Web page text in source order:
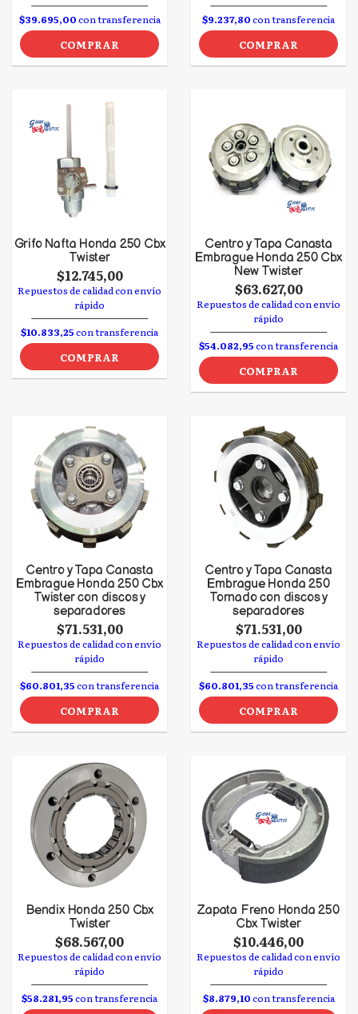
$39.695,00con transferencia
COMPRAR
$9.237,80con transferencia
COMPRAR
Grifo Nafta Honda 250 Cbx
Twister
$12.745,00
Repuestos de calidad con envío
rápido
$10.833,25con transferencia
COMPRAR
Centro y Tapa Canasta
Embrague Honda 250 Cbx
New Twister
$63.627,00
Repuestos de calidad con envío
rápido
$54.082,95con transferencia
COMPRAR
Centro y Tapa Canasta
Embrague Honda 250 Cbx
Twister con discos y
separadores
$71.531,00
Repuestos de calidad con envío
rápido
$60.801,35con transferencia
COMPRAR
Centro y Tapa Canasta
Embrague Honda 250
Tornado con discos y
separadores
$71.531,00
Repuestos de calidad con envío
rápido
$60.801,35con transferencia
COMPRAR
Bendix Honda 250 Cbx
Twister
$68.567,00
Repuestos de calidad con envío
rápido
$58.281,95con transferencia
Zapata Freno Honda 250
Cbx Twister
$10.446,00
Repuestos de calidad con envío
rápido
$8.879,10con transferencia